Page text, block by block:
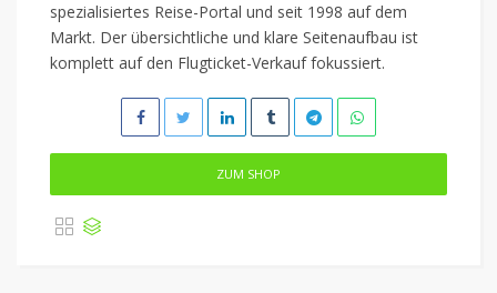
spezialisiertes Reise-Portal und seit 1998 auf dem
Markt. Der übersichtliche und klare Seitenaufbau ist
komplett auf den Flugticket-Verkauf fokussiert.
ZUM SHOP